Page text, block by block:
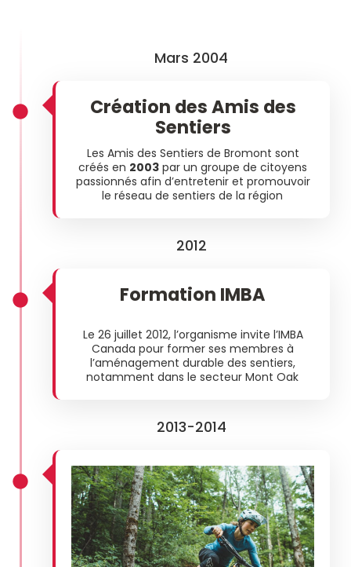
Mars 2004
Création des Amis des
Sentiers
Les Amis des Sentiers de Bromont sont
créés en 2003 par un groupe de citoyens
passionnés afin d’entretenir et promouvoir
le réseau de sentiers de la région
2012
Formation IMBA
Le 26 juillet 2012, l’organisme invite l’IMBA
Canada pour former ses membres à
l’aménagement durable des sentiers,
notamment dans le secteur Mont Oak
2013-2014